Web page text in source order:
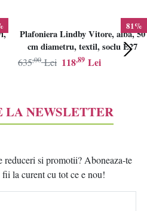
81%
Plafoniera Lindby Vitore, alba, 50
cm diametru, textil, soclu E27
118,89 Lei
635,00 Lei
LA NEWSLETTER
si promotii? Aboneaza-te
la curent cu tot ce e nou!